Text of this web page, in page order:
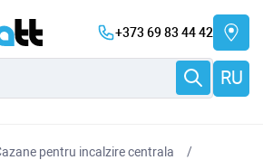
+373 69 83 44 42
RU
pentru incalzire centrala